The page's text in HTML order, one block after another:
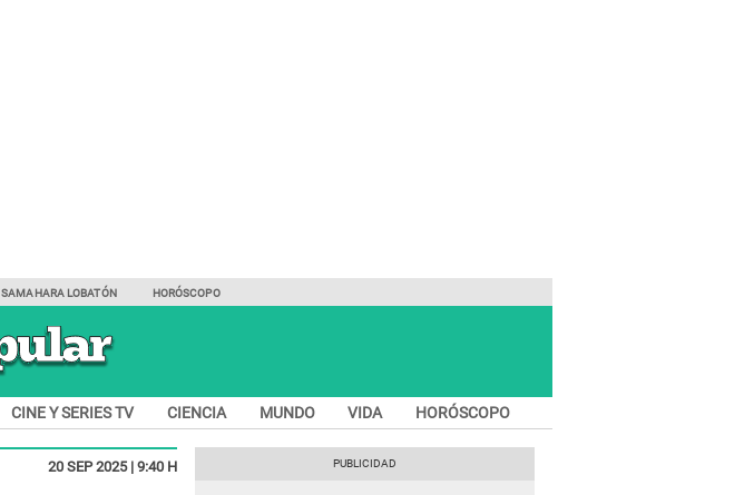
SAMAHARA LOBATÓN HORÓSCOPO
CINE Y SERIES TV CIENCIA MUNDO VIDA HORÓSCOPO
20 SEP 2025 | 9:40 H